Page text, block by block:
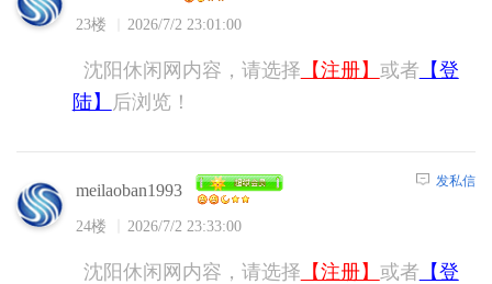
23楼 2026/7/2 23:01:00
沈阳休闲网内容，请选择 【注册】 或者 【登
陆】
后浏览！
meilaoban1993
24楼 2026/7/2 23:33:00
发私信
沈阳休闲网内容，请选择 【注册】 或者 【登